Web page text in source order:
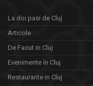
La doi pasi de Cluj
Articole
De Facut in Cluj
Evenimente în Cluj
Restaurante in Cluj